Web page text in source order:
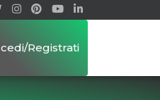
Registrati